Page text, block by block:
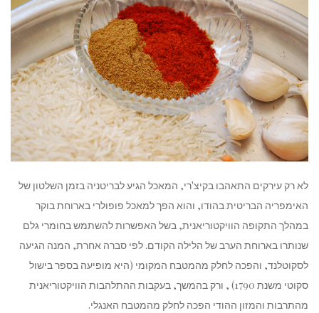
לא רק עירקים התאהבו בקיצ'רי, המאכל הגיע לבריטניה בזמן השלטון של
האימפריה הבריטית בהודו, והוא הפך למאכל פופולרי בארוחת בוקר
במהלך התקופה הוויקטוריאנית, בשל האפשרות להשתמש בחומרי גלם
שנותרו בארוחת הערב של הלילה הקודם. לפי סברה אחרת, המנה הגיעה
לסקוטלנד, והפכה לחלק מהמטבח המקומי (היא מופיעה בספר בישול
סקוטי משנת 1790) , ורק בהמשך, בעקבות ההתלהבות הוויקטוריאנית
מהתרבות והמזון ההודי הפכה לחלק מהמטבח האנגלי.